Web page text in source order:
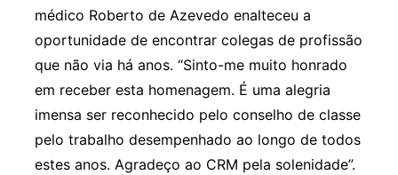
médico Roberto de Azevedo enalteceu a
oportunidade de encontrar colegas de profissão
que não via há anos. “Sinto-me muito honrado
em receber esta homenagem. É uma alegria
imensa ser reconhecido pelo conselho de classe
pelo trabalho desempenhado ao longo de todos
estes anos. Agradeço ao CRM pela solenidade”.